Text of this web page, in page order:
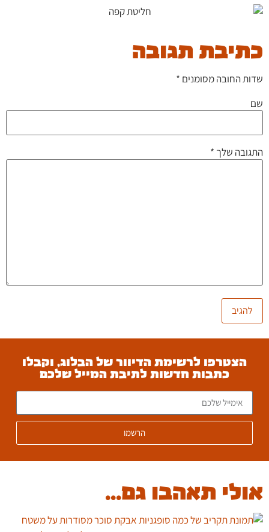
כתיבת תגובה
שדות החובה מסומנים *
שם
התגובה שלך *
הצטרפו לרשימת הדיוור של הבלוג, וקבלו
כתבות חדשות לתיבת המייל שלכם
הרשמו
אולי תאהבו גם...